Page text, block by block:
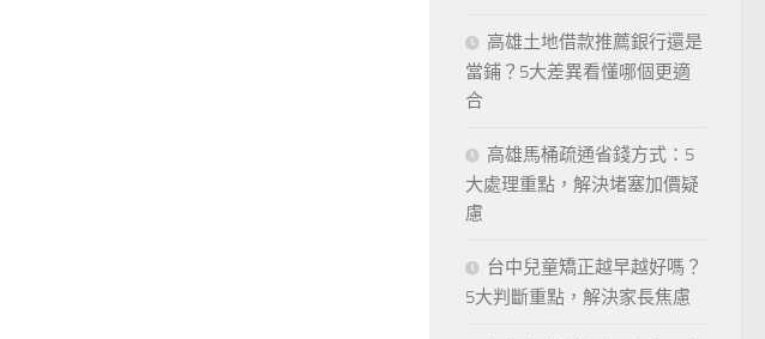
高雄土地借款推薦銀行還是
當鋪？5大差異看懂哪個更適
合
高雄馬桶疏通省錢方式：5
大處理重點，解決堵塞加價疑
慮
台中兒童矯正越早越好嗎？
5大判斷重點，解決家長焦慮